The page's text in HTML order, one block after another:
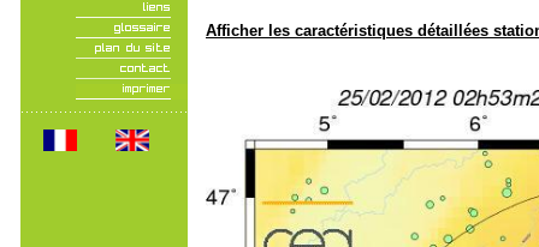
Afficher les caractéristiques détaillées